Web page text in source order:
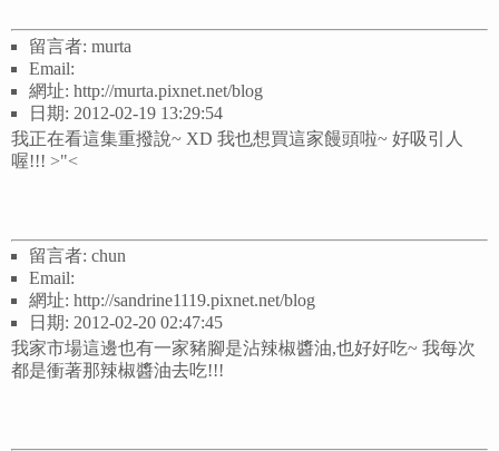
留言者: murta
Email:
網址: http://murta.pixnet.net/blog
日期: 2012-02-19 13:29:54
我正在看這集重撥說~ XD 我也想買這家饅頭啦~ 好吸引人
喔!!! >"<
留言者: chun
Email:
網址: http://sandrine1119.pixnet.net/blog
日期: 2012-02-20 02:47:45
我家市場這邊也有一家豬腳是沾辣椒醬油,也好好吃~ 我每次
都是衝著那辣椒醬油去吃!!!